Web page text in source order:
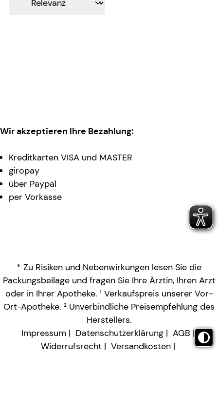
Wir akzeptieren Ihre Bezahlung:
Kreditkarten VISA und MASTER
giropay
über Paypal
per Vorkasse
* Zu Risiken und Nebenwirkungen lesen Sie die
Packungsbeilage und fragen Sie Ihre Ärztin, Ihren Arzt
oder in Ihrer Apotheke. ¹ Verkaufspreis unserer Vor-
Ort-Apotheke. ² Unverbindliche Preisempfehlung des
Herstellers.
Impressum
Datenschutzerklärung
AGB
Widerrufsrecht
Versandkosten